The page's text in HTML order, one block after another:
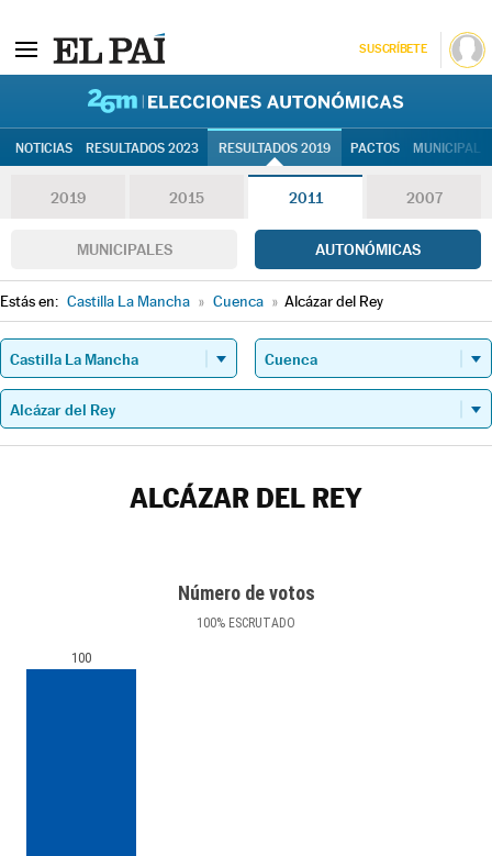
SUSCRÍBETE
NOTICIAS RESULTADOS 2023 RESULTADOS 2019 PACTOS
2019 2015 2011 2007
MUNICIPALES AUTONÓMICAS
Estás en: Castilla La Mancha » Cuenca » Alcázar del Rey
ALCÁZAR DEL REY
Número de votos
100% ESCRUTADO
100